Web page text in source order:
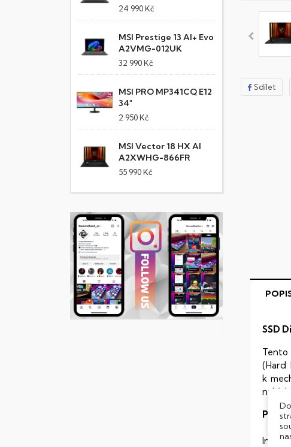
24 990 Kč
MSI Prestige 13 AI+ Evo
A2VMG-012UK
32 990 Kč
MSI PRO MP341CQ E12
34"
2 950 Kč
MSI Vector 18 HX AI
A2XWHG-866FR
55 990 Kč
Sdílet
SSD
Tento
(Hard
k
nabízí